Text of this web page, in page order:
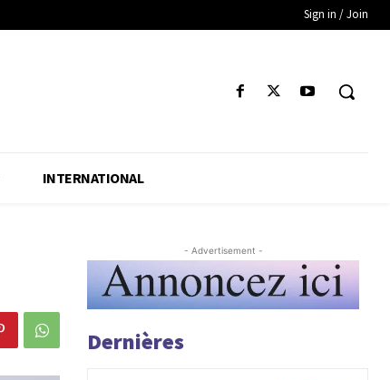
Sign in / Join
INTERNATIONAL
- Advertisement -
Dernières